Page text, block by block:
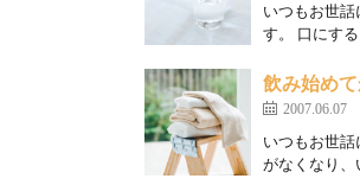
いつもお世
す。 口にす
飲み始め
2007.06.07
いつもお世
がなくなり